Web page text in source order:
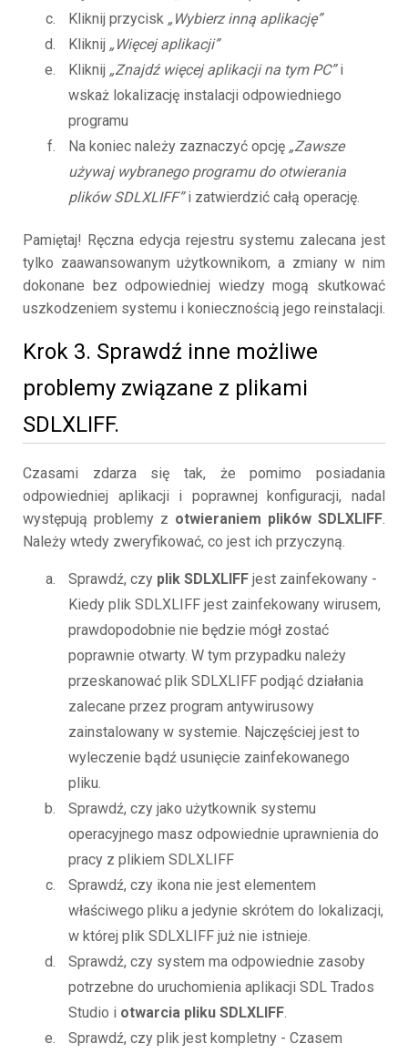
Kliknij przycisk „Wybierz inną aplikację”
Kliknij „Więcej aplikacji”
Kliknij „Znajdź więcej aplikacji na tym PC”i
wskaż lokalizację instalacji odpowiedniego
programu
Na koniec należy zaznaczyć opcję „Zawsze
używaj wybranego programu do otwierania
plików SDLXLIFF”i zatwierdzić całą operację.
Pamiętaj! Ręczna edycja rejestru systemu zalecana jest
tylko zaawansowanym użytkownikom, a zmiany w nim
dokonane bez odpowiedniej wiedzy mogą skutkować
uszkodzeniem systemu i koniecznością jego reinstalacji.
Krok 3. Sprawdź inne możliwe
problemy związane z plikami
SDLXLIFF.
Czasami zdarza się tak, że pomimo posiadania
odpowiedniej aplikacji i poprawnej konfiguracji, nadal
występują problemy z otwieraniem plików SDLXLIFF.
Należy wtedy zweryfikować, co jest ich przyczyną.
Sprawdź, czy plik SDLXLIFF jest zainfekowany -
Kiedy plik SDLXLIFF jest zainfekowany wirusem,
prawdopodobnie nie będzie mógł zostać
poprawnie otwarty. W tym przypadku należy
przeskanować plik SDLXLIFF podjąć działania
zalecane przez program antywirusowy
zainstalowany w systemie. Najczęściej jest to
wyleczenie bądź usunięcie zainfekowanego
pliku.
Sprawdź, czy jako użytkownik systemu
operacyjnego masz odpowiednie uprawnienia do
pracy z plikiem SDLXLIFF
Sprawdź, czy ikona nie jest elementem
właściwego pliku a jedynie skrótem do lokalizacji,
w której plik SDLXLIFF już nie istnieje.
Sprawdź, czy system ma odpowiednie zasoby
potrzebne do uruchomienia aplikacji SDL Trados
Studio i otwarcia pliku SDLXLIFF.
Sprawdź, czy plik jest kompletny - Czasem